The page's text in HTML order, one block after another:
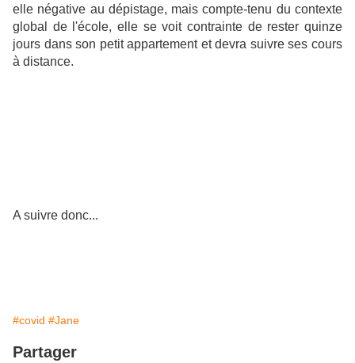
elle négative au dépistage, mais compte-tenu du contexte
global de l'école, elle se voit contrainte de rester quinze
jours dans son petit appartement et devra suivre ses cours
à distance.
A suivre donc...
#covid #Jane
Partager